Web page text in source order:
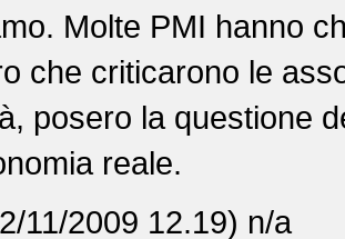
Molte PMI hanno
che criticarono le
posero la questione
reale.
11/2009 12.19) n/a